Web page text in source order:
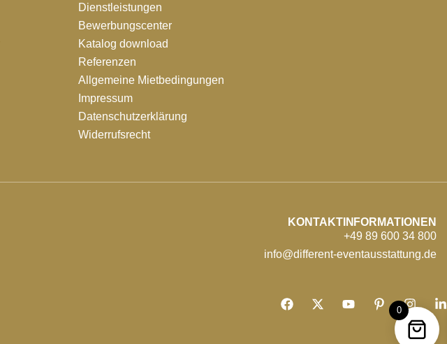
Dienstleistungen
Bewerbungscenter
Katalog download
Referenzen
Allgemeine Mietbedingungen
Impressum
Datenschutzerklärung
Widerrufsrecht
KONTAKTINFORMATIONEN
+49 89 600 34 800
info@different-eventausstattung.de
0